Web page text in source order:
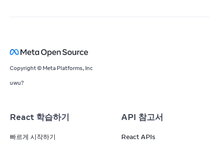
Copyright © Meta Platforms, Inc
uwu?
React 학습하기
빠르게 시작하기
API 참고서
React APIs